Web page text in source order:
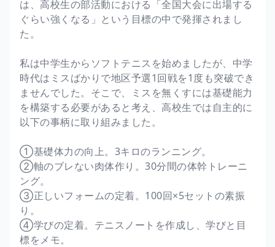
は、高校生の部活動における「全国大会に出場する
ぐらい強くなる」という目標の中で発揮されまし
た。
私は中学生からソフトテニスを始めましたが、中学
時代はミスばかりで地区予選1回戦を1度も突破でき
ませんでした。そこで、ミスを無くすには基礎能力
を構築する必要があると考え、高校生では自主的に
以下の事柄に取り組みました。
①基礎体力の向上。3キロのランニング。
②軸のブレない肉体作り。30分間の体幹トレーニ
ング。
③正しいフォームの定着。100回×5セットの素振
り。
④学びの定着。テニスノートを作成し、学びと目
標をメモ。